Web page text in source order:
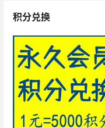
积分兑换